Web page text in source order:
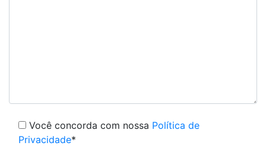
Você concorda com nossa Política de
Privacidade*